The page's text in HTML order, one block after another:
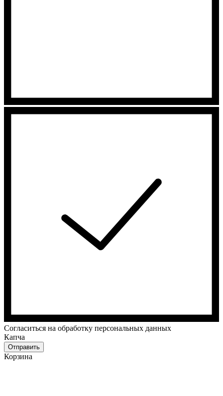
Cогласиться на обработку персональных данных
Капча
Отправить
Корзина